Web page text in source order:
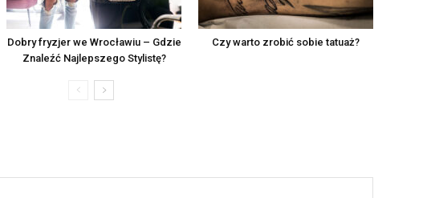
Dobry fryzjer we Wrocławiu – Gdzie
Znaleźć Najlepszego Stylistę?
Czy warto zrobić sobie tatuaż?